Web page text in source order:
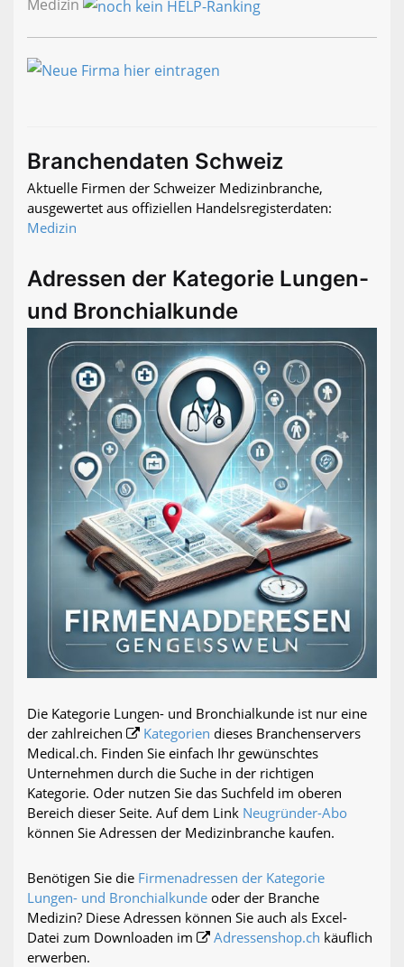
Medizin
Branchendaten Schweiz
Aktuelle Firmen der Schweizer Medizinbranche,
ausgewertet aus offiziellen Handelsregisterdaten:
Medizin
Adressen der Kategorie Lungen-
und Bronchialkunde
Die Kategorie Lungen- und Bronchialkunde ist nur eine
der zahlreichen
Kategorien dieses Branchenservers
Medical.ch. Finden Sie einfach Ihr gewünschtes
Unternehmen durch die Suche in der richtigen
Kategorie. Oder nutzen Sie das Suchfeld im oberen
Bereich dieser Seite. Auf dem Link Neugründer-Abo
können Sie Adressen der Medizinbranche kaufen.
Benötigen Sie die Firmenadressen der Kategorie
Lungen- und Bronchialkunde oder der Branche
Medizin? Diese Adressen können Sie auch als Excel-
Datei zum Downloaden im
Adressenshop.ch käuflich
erwerben.